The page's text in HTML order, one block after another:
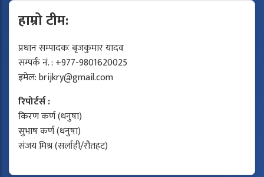
हाम्रो टीम:
प्रधान सम्पादकः बृजकुमार यादव
सम्पर्क नं. : +977-9801620025
इमेल:brijkry@gmail.com
रिपोर्टर्स :
किरण कर्ण (धनुषा)
सुभाष कर्ण (धनुषा)
संजय मिश्र (सर्लाही/रौतहट)